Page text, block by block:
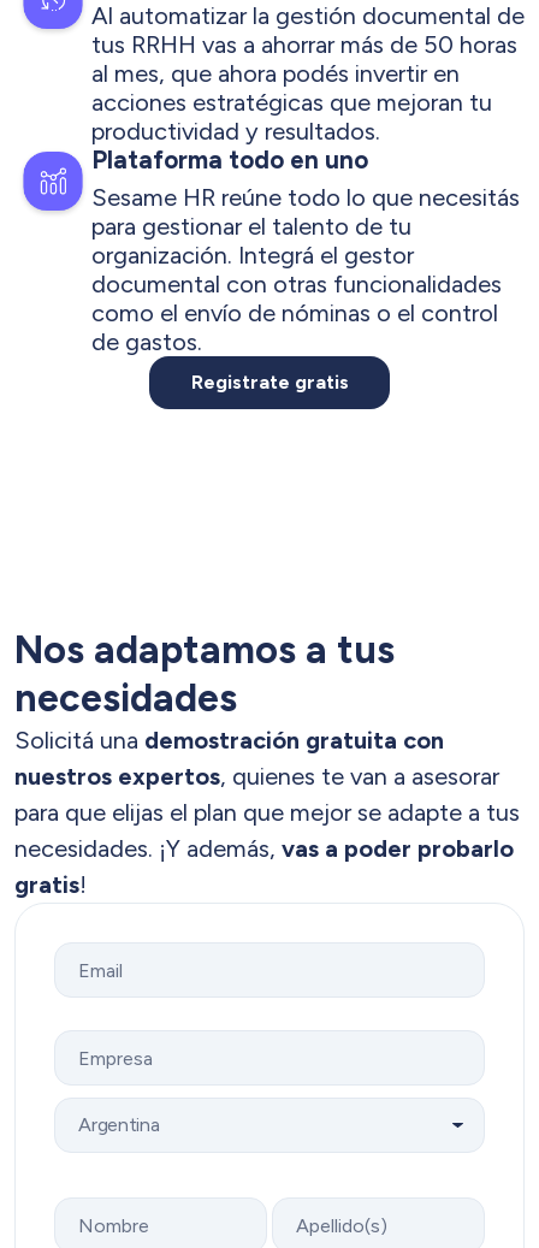
Al automatizar la gestión documental de
tus RRHH vas a ahorrar más de 50 horas
al mes, que ahora podés invertir en
acciones estratégicas que mejoran tu
productividad y resultados.
Plataforma todo en uno
Sesame HR reúne todo lo que necesitás
para gestionar el talento de tu
organización. Integrá el gestor
documental con otras funcionalidades
como el envío de nóminas o el control
de gastos.
Registrate gratis
Nos adaptamos a tus
necesidades
Solicitá una demostración gratuita con
nuestros expertos, quienes te van a asesorar
para que elijas el plan que mejor se adapte a tus
necesidades. ¡Y además, vas a poder probarlo
gratis!